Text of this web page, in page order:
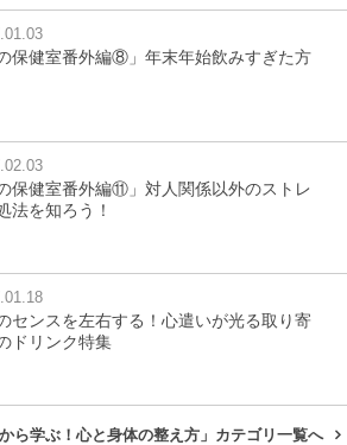
の保健室番外編⑧」年末年始飲みすぎた方
の保健室番外編⑪」対人関係以外のストレ
法を知ろう！
センスを左右する！心遣いが光る取り寄
ドリンク特集
ら学ぶ！心と身体の整え方」カテゴリ一覧へ